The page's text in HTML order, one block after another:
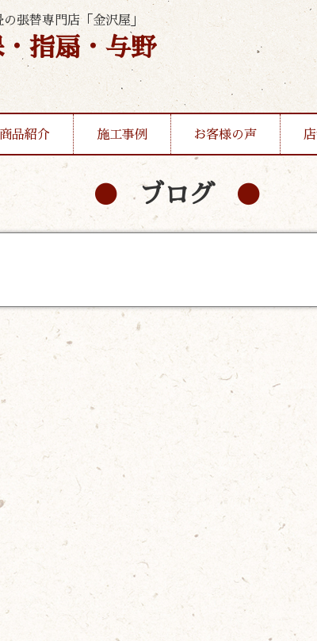
張替専門店「金沢屋」
指扇・与野
商品紹介 施工事例 お客様の声
ブログ